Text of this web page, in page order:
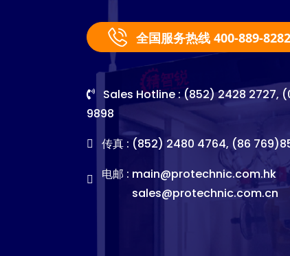
全国服务热线 400-889-8282
Sales Hotline : (852) 2428 2727,
9898
传真 : (852) 2480 4764, (86
电邮 : main@protechnic.com.hk
sales@protechnic.com.cn